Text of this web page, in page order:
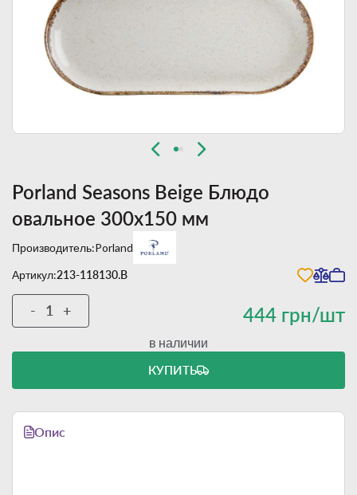
Porland Seasons Beige Блюдо
овальное 300х150 мм
Производитель:Porland
Артикул:213-118130.B
444 грн/шт
- +
в наличии
КУПИТЬ
Опис